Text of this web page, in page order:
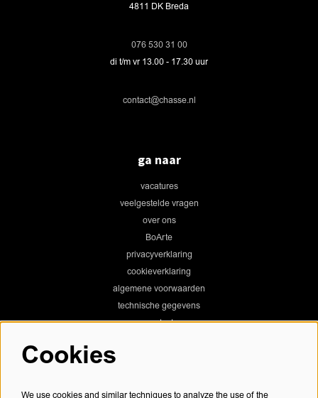
4811 DK Breda
076 530 31 00
di t/m vr 13.00 - 17.30 uur
contact@chasse.nl
ga naar
vacatures
veelgestelde vragen
over ons
BoArte
privacyverklaring
cookieverklaring
algemene voorwaarden
technische gegevens
contact
Cookies
We use cookies and similar techniques to analyze the use of the